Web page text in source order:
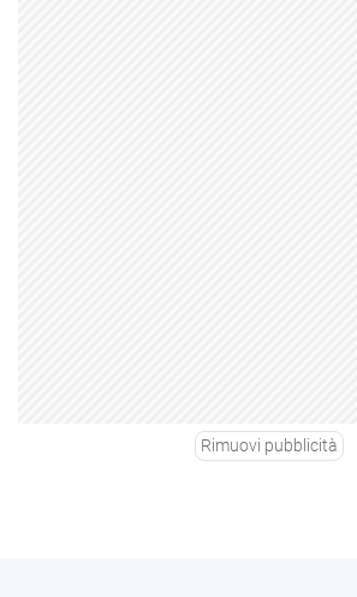
Rimuovi pubblicità